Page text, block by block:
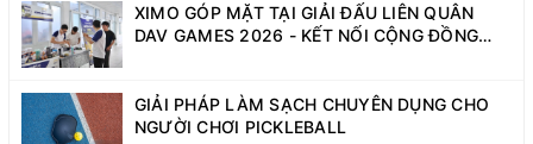
XIMO GÓP MẶT TẠI GIẢI ĐẤU LIÊN QUÂN
DAV GAMES 2026 - KẾT NỐI CỘNG ĐỒNG
GIẢI PHÁP LÀM SẠCH CHUYÊN DỤNG CHO
NGƯỜI CHƠI PICKLEBALL